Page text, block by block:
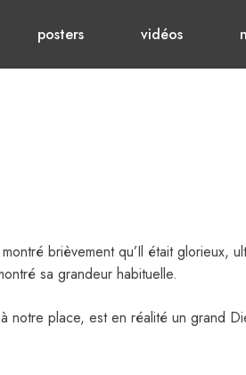
posters vidéos
brièvement qu’Il était glorieux,
sa grandeur habituelle.
notre place, est en réalité un grand